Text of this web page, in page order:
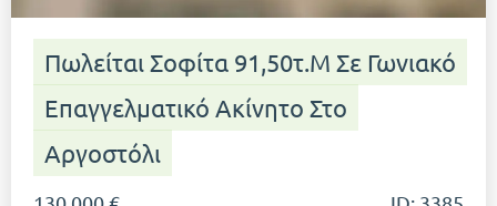
Πωλείται Σοφίτα 91,50τ.μ Σε Γωνιακό
Επαγγελματικό Ακίνητο Στο
Αργοστόλι